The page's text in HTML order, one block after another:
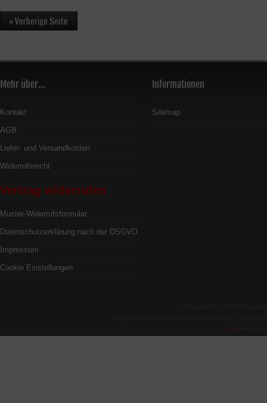
Mehr über...
Kontakt
AGB
Liefer- und Versandkosten
Widerrufsrecht
Vertrag widerrufen
Muster-Widerrufsformular
Datenschutzerklärung nach der DSGVO
Impressum
Cookie Einstellungen
Informationen
Sitemap
mod